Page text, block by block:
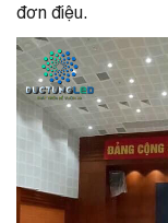
đơn điệu.